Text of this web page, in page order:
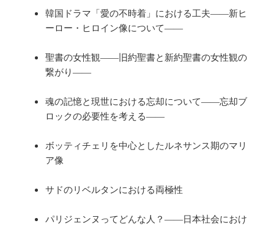
韓国ドラマ「愛の不時着」における工夫――新ヒ
ーロー・ヒロイン像について――
聖書の女性観――旧約聖書と新約聖書の女性観の
繋がり――
魂の記憶と現世における忘却について――忘却ブ
ロックの必要性を考える――
ボッティチェリを中心としたルネサンス期のマリ
ア像
サドのリベルタンにおける両極性
パリジェンヌってどんな人？――日本社会におけ